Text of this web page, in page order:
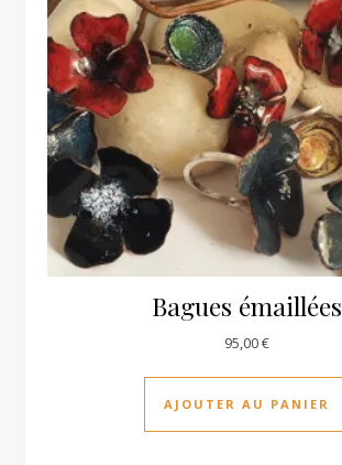
Bagues émaillées
95,00€
AJOUTER AU PANIER